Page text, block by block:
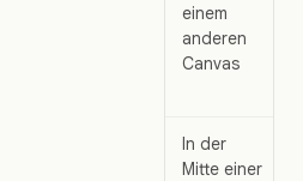
einem
anderen
Canvas
In der
Mitte einer